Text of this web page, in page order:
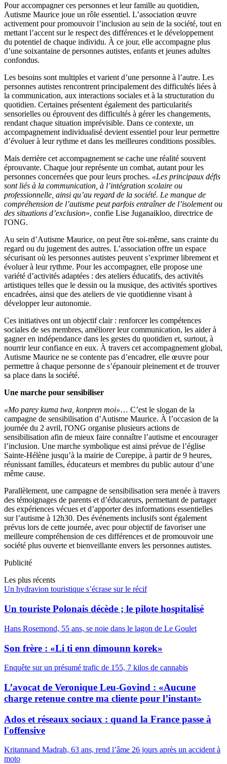
Pour accompagner ces personnes et leur famille au quotidien,
Autisme Maurice joue un rôle essentiel. L’association œuvre
activement pour promouvoir l’inclusion au sein de la société, tout en
mettant l’accent sur le respect des différences et le développement
du potentiel de chaque individu. À ce jour, elle accompagne plus
d’une soixantaine de personnes autistes, enfants et jeunes adultes
confondus.
Les besoins sont multiples et varient d’une personne à l’autre. Les
personnes autistes rencontrent principalement des difficultés liées à
la communication, aux interactions sociales et à la structuration du
quotidien. Certaines présentent également des particularités
sensorielles ou éprouvent des difficultés à gérer les changements,
rendant chaque situation imprévisible. Dans ce contexte, un
accompagnement individualisé devient essentiel pour leur permettre
d’évoluer à leur rythme et dans les meilleures conditions possibles.
Mais derrière cet accompagnement se cache une réalité souvent
éprouvante. Chaque jour représente un combat, autant pour les
personnes concernées que pour leurs proches. «Les principaux défis
sont liés à la communication, à l’intégration scolaire ou
professionnelle, ainsi qu’au regard de la société. Le manque de
compréhension de l’autisme peut parfois entraîner de l’isolement ou
des situations d’exclusion», confie Lise Juganaikloo, directrice de
l'ONG.
Au sein d’Autisme Maurice, on peut être soi-même, sans crainte du
regard ou du jugement des autres. L’association offre un espace
sécurisant où les personnes autistes peuvent s’exprimer librement et
évoluer à leur rythme. Pour les accompagner, elle propose une
variété d’activités adaptées : des ateliers éducatifs, des activités
artistiques telles que le dessin ou la musique, des activités sportives
encadrées, ainsi que des ateliers de vie quotidienne visant à
développer leur autonomie.
Ces initiatives ont un objectif clair : renforcer les compétences
sociales de ses membres, améliorer leur communication, les aider à
gagner en indépendance dans les gestes du quotidien et, surtout, à
nourrir leur confiance en eux. À travers cet accompagnement global,
Autisme Maurice ne se contente pas d’encadrer, elle œuvre pour
permettre à chaque personne de s’épanouir pleinement et de trouver
sa place dans la société.
Une marche pour sensibiliser
«Mo parey kuma twa, konpren moi»… C’est le slogan de la
campagne de sensibilisation d’Autisme Maurice. À l’occasion de la
journée du 2 avril, l'ONG organise plusieurs actions de
sensibilisation afin de mieux faire connaître l’autisme et encourager
l’inclusion. Une marche symbolique est ainsi prévue de l’église
Sainte-Hélène jusqu’à la mairie de Curepipe, à partir de 9 heures,
réunissant familles, éducateurs et membres du public autour d’une
même cause.
Parallèlement, une campagne de sensibilisation sera menée à travers
des témoignages de parents et d’éducateurs, permettant de partager
des expériences vécues et d’apporter des informations essentielles
sur l’autisme à 12h30. Des événements inclusifs sont également
prévus lors de cette journée, avec pour objectif de favoriser une
meilleure compréhension de ces différences et de promouvoir une
société plus ouverte et bienveillante envers les personnes autistes.
Publicité
Les plus récents
Un hydravion touristique s’écrase sur le récif
Un touriste Polonais décède ; le pilote hospitalisé
Hans Rosemond, 55 ans, se noie dans le lagon de Le Goulet
Son frère : «Li ti enn dimounn korek»
Enquête sur un présumé trafic de 155, 7 kilos de cannabis
L’avocat de Veronique Leu-Govind : «Aucune
charge retenue contre ma cliente pour l’instant»
Ados et réseaux sociaux : quand la France passe à
l'offensive
Kritannand Madrah, 63 ans, rend l’âme 26 jours après un accident à
moto